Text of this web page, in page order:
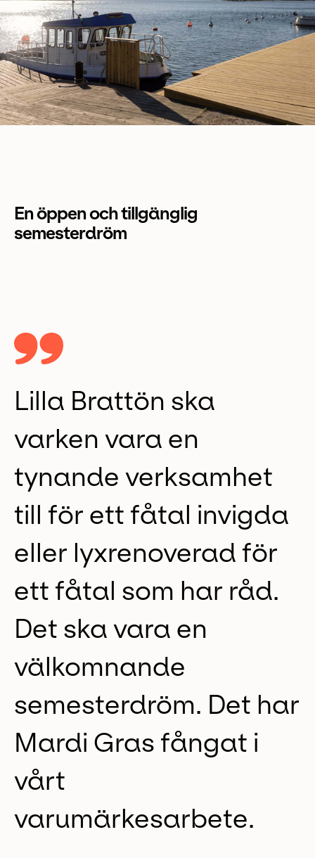
En öppen och tillgänglig
semesterdröm
Lilla Brattön ska
varken vara en
tynande verksamhet
till för ett fåtal invigda
eller lyxrenoverad för
ett fåtal som har råd.
Det ska vara en
välkomnande
semesterdröm. Det har
Mardi Gras fångat i
vårt
varumärkesarbete.